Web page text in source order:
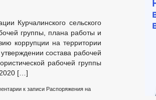
Курчалинского сельского
группы, плана работы и
коррупции на территории
состава рабочей
рабочей группы
2020 […]
к записи Распоряжения на